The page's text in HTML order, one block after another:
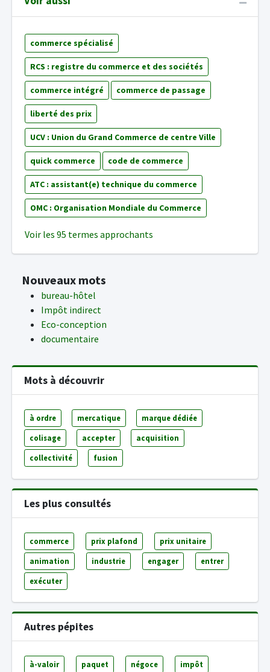
commerce spécialisé
RCS : registre du commerce et des sociétés
commerce intégré commerce de passage
liberté des prix
UCV : Union du Grand Commerce de centre Ville
quick commerce code de commerce
ATC : assistant(e) technique du commerce
OMC : Organisation Mondiale du Commerce
Voir les 95 termes approchants
Nouveaux mots
bureau-hôtel
Impôt indirect
Eco-conception
documentaire
Mots à découvrir
à ordre mercatique marque dédiée
colisage accepter acquisition
collectivité fusion
Les plus consultés
commerce prix plafond prix unitaire
animation industrie engager entrer
exécuter
Autres pépites
à-valoir paquet négoce impôt